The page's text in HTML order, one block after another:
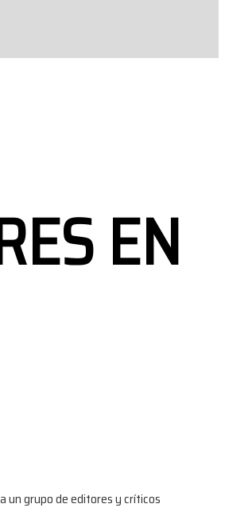
EN
un grupo de editores y críticos